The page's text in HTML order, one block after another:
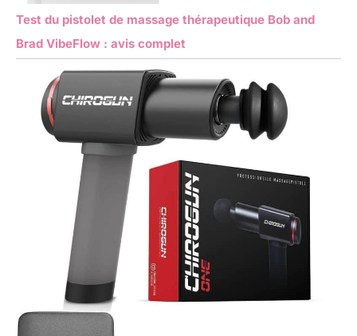
Test du pistolet de massage thérapeutique Bob and
Brad VibeFlow : avis complet